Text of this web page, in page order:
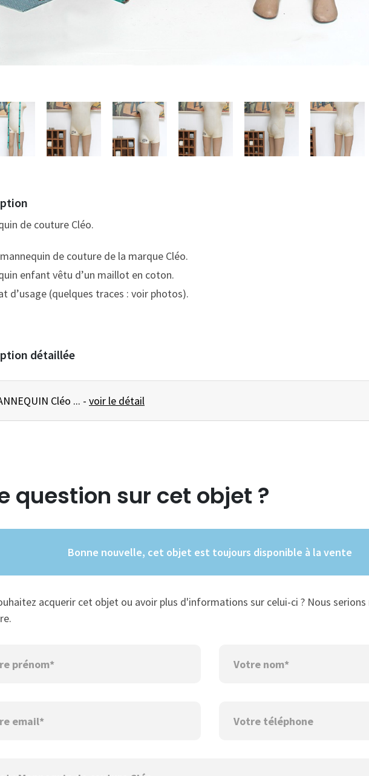
de couture Cléo.
de couture de la marque Cléo.
enfant vêtu d’un maillot en coton.
d’usage (quelques traces : voir photos).
détaillée
MANNEQUIN Cléo ... - voir le détail
question sur cet objet ?
Bonne nouvelle, cet objet est toujours disponible à la vente
acquerir cet objet ou avoir plus d'informations sur celui-ci ? Nous serions